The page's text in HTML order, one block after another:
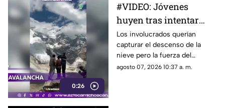
pueden comprometer sus
equipos y robar información
personal.
0:26
#VIDEO: Jóvenes
huyen tras intentar
grabar una potente
avalancha
Los involucrados querían
capturar el descenso de la
nieve pero la fuerza del
fenómeno los obligó a correr.
agosto 07, 2026 10:37 a. m.